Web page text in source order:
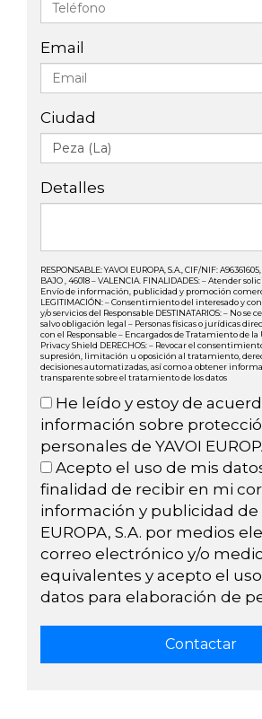
Email
Ciudad
Detalles
RESPONSABLE: YAVOI EUROPA, S.A., CIF/NIF:
BAJO , 46018 – VALENCIA. FINALIDADES: – Atender
Envío de información, publicidad y promoción
LEGITIMACIÓN: – Consentimiento del interesado y
y/o servicios del Responsable DESTINATARIOS: – No se
salvo obligación legal – Personas físicas o jurídicas
con el Responsable – Encargados de Tratamiento de la
Privacy Shield DERECHOS: – Revocar el
supresión, limitación u oposición al tratamiento,
decisiones automatizadas, así como a obtener
transparente sobre el tratamiento de los datos
He leído y estoy de
información sobre
personales de YAVOI
Acepto el uso de mis
finalidad de recibir en mi
información y publicidad de
EUROPA, S.A. por medios
correo electrónico y/o
equivalentes y acepto el
datos para elaboración de